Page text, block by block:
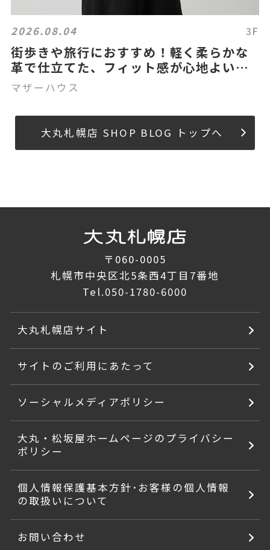
2026.08.04 3F
街歩きや旅行におすすめ！軽く柔らかな
革で仕立てた、フィット感が心地よい
2wayバッグ。
マザーハウス
大丸札幌店 SHOP BLOG トップへ
〒060-0005
札幌市中央区北5条西4丁目7番地
Tel.050-1780-6000
大丸札幌店サイト
サイトのご利用にあたって
ソーシャルメディアポリシー
大丸・松坂屋ホームページのプライバシー
ポリシー
個人情報保護基本方針･お客様の個人情報
の取扱いについて
お問い合わせ